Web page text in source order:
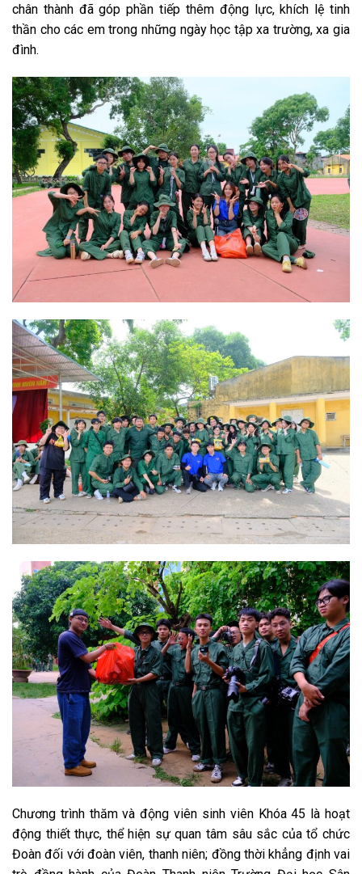
chân thành đã góp phần tiếp thêm động lực, khích lệ tinh
thần cho các em trong những ngày học tập xa trường, xa gia
đình.
Chương trình thăm và động viên sinh viên Khóa 45 là hoạt
động thiết thực, thể hiện sự quan tâm sâu sắc của tổ chức
Đoàn đối với đoàn viên, thanh niên; đồng thời khẳng định vai